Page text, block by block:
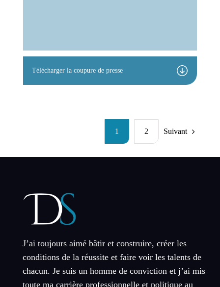
Télécharger la coupure de presse
1 2 Suivant
J’ai toujours aimé bâtir et construire, créer les
conditions de la réussite et faire voir les talents de
chacun. Je suis un homme de conviction et j’ai mis
toute ma carrière professionnelle et politique au